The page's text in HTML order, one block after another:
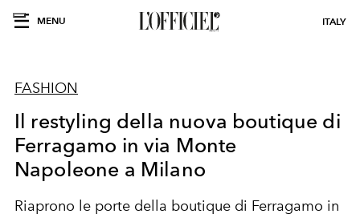
MENU ITALY
FASHION
Il restyling della nuova boutique di
Ferragamo in via Monte
Napoleone a Milano
Riaprono le porte della boutique di Ferragamo in